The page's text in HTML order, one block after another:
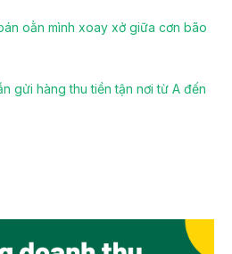
oằn mình xoay xở giữa cơn bão
gửi hàng thu tiền tận nơi từ A đến